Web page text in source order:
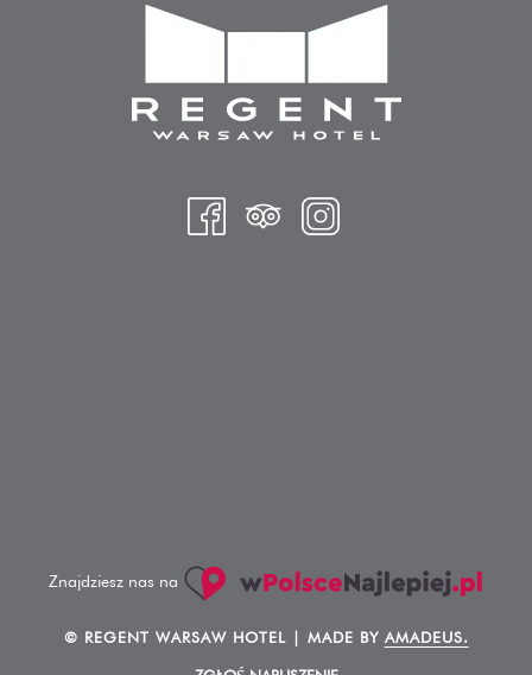
Znajdziesz nas na
© REGENT WARSAW HOTEL | MADE BY AMADEUS.